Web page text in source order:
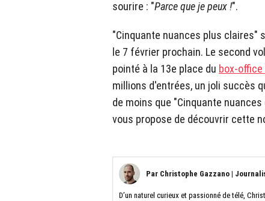
sourire : "Parce que je peux !".
"Cinquante nuances plus
le 7 février prochain. Le second
pointé à la 13e place du box-office
millions d'entrées, un joli succès
de moins que "Cinquante nuances
vous propose de découvrir cette
Par Christophe Gazzano |
D’un naturel curieux et passionné de télé,